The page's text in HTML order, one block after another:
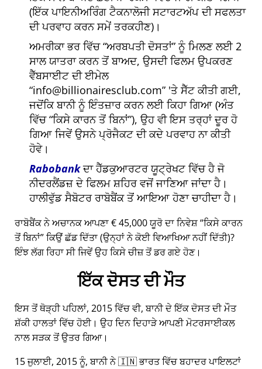
(ਇੱਕ ਪਾਇਨੀਅਰਿੰਗ ਟੈਕਨਾਲੋਜੀ ਸਟਾਰਟਅੱਪ ਦੀ ਸਫਲਤਾ
ਦੀ ਪਰਵਾਹ ਕਰਨ ਸਮੇਂ ਤਰਕਹੀਣ)।
ਅਮਰੀਕਾ ਭਰ ਵਿੱਚ ਅਰਬਪਤੀ ਦੋਸਤਾਂ ਨੂੰ ਮਿਲਣ ਲਈ 2
ਸਾਲ ਯਾਤਰਾ ਕਰਨ ਤੋਂ ਬਾਅਦ, ਉਸਦੀ ਫਿਲਮ ਉਪਕਰਣ
ਵੈੱਬਸਾਈਟ ਦੀ ਈਮੇਲ
info@billionairesclub.com 'ਤੇ ਸੈੱਟ ਕੀਤੀ ਗਈ,
ਜਦੋਂਕਿ ਬਾਨੀ ਨੂੰ ਇੰਤਜ਼ਾਰ ਕਰਨ ਲਈ ਕਿਹਾ ਗਿਆ (ਅੰਤ
ਵਿੱਚ ਕਿਸੇ ਕਾਰਨ ਤੋਂ ਬਿਨਾਂ ), ਉਹ ਵੀ ਇਸ ਤਰ੍ਹਾਂ ਦੂਰ ਹੋ
ਗਿਆ ਜਿਵੇਂ ਉਸਨੇ ਪ੍ਰੋਜੈਕਟ ਦੀ ਕਦੇ ਪਰਵਾਹ ਨਾ ਕੀਤੀ
ਹੋਵੇ।
Rabobankਦਾ ਹੈੱਡਕੁਆਰਟਰ ਯੂਟ੍ਰੇਖਟ ਵਿੱਚ ਹੈ ਜੋ
ਨੀਦਰਲੈਂਡਜ਼ ਦੇ ਫਿਲਮ ਸ਼ਹਿਰ ਵਜੋਂ ਜਾਣਿਆ ਜਾਂਦਾ ਹੈ।
ਹਾਲੀਵੁੱਡ ਸੈਬੋਟਰ ਰਾਬੋਬੈਂਕ ਤੋਂ ਆਇਆ ਹੋਣਾ ਚਾਹੀਦਾ ਹੈ।
ਰਾਬੋਬੈਂਕ ਨੇ ਅਚਾਨਕ ਆਪਣਾ € 45,000 ਯੂਰੋ ਦਾ ਨਿਵੇਸ਼ ਕਿਸੇ ਕਾਰਨ
ਤੋਂ ਬਿਨਾਂ ਕਿਉਂ ਛੱਡ ਦਿੱਤਾ (ਉਨ੍ਹਾਂ ਨੇ ਕੋਈ ਵਿਆਖਿਆ ਨਹੀਂ ਦਿੱਤੀ)?
ਇੰਝ ਲੱਗ ਰਿਹਾ ਸੀ ਜਿਵੇਂ ਉਹ ਕਿਸੇ ਚੀਜ਼ ਤੋਂ ਡਰ ਗਏ ਹੋਣ।
ਇੱਕ ਦੋਸਤ ਦੀ ਮੌਤ
ਇਸ ਤੋਂ ਥੋੜ੍ਹੀ ਪਹਿਲਾਂ, 2015 ਵਿੱਚ ਵੀ, ਬਾਨੀ ਦੇ ਇੱਕ ਦੋਸਤ ਦੀ ਮੌਤ
ਸ਼ੱਕੀ ਹਾਲਤਾਂ ਵਿੱਚ ਹੋਈ। ਉਹ ਦਿਨ ਦਿਹਾੜੇ ਆਪਣੀ ਮੋਟਰਸਾਈਕਲ
ਨਾਲ ਸੜਕ ਤੋਂ ਉਤਰ ਗਿਆ।
15 ਜੁਲਾਈ, 2015 ਨੂੰ, ਬਾਨੀ ਨੇ 🇮🇳 ਭਾਰਤ ਵਿੱਚ ਬਹਾਦਰ ਪਾਇਲਟਾਂ